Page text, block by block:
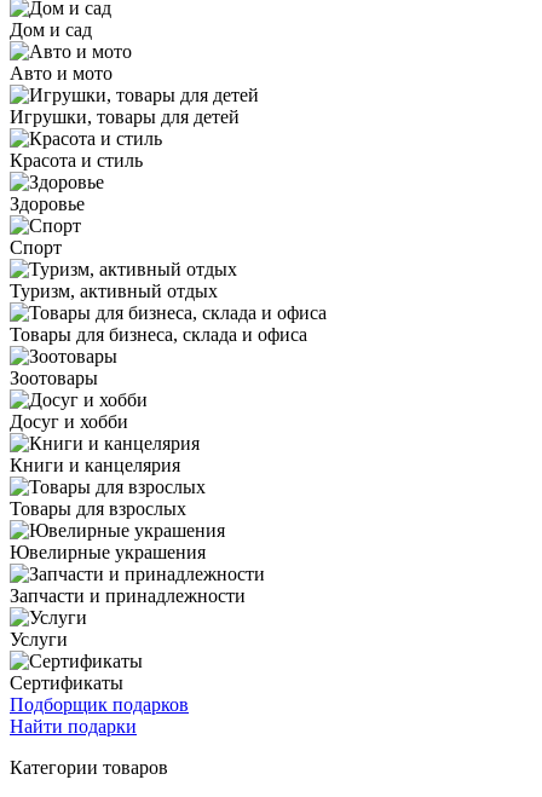
Дом и сад
Авто и мото
Игрушки, товары для детей
Красота и стиль
Здоровье
Спорт
Туризм, активный отдых
Товары для бизнеса, склада и офиса
Зоотовары
Досуг и хобби
Книги и канцелярия
Товары для взрослых
Ювелирные украшения
Запчасти и принадлежности
Услуги
Сертификаты
Подборщик подарков
Найти подарки
Категории товаров